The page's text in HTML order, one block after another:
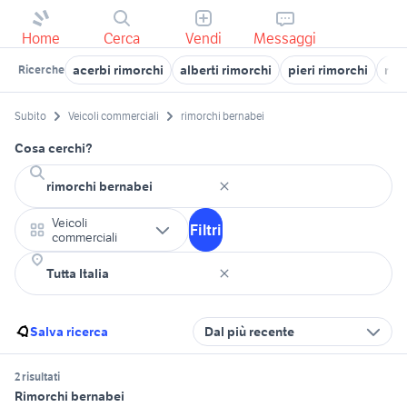
Home Cerca Vendi Messaggi
Ricerche acerbi rimorchi alberti rimorchi pieri rimorchi
Subito Veicoli commerciali rimorchi bernabei
Cosa cerchi?
Veicoli
commerciali
Filtri
Salva ricerca Dal più recente
2 risultati
Rimorchi bernabei